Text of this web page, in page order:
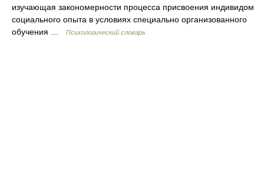
изучающая закономерности процесса присвоения индивидом
социального опыта в условиях специально организованного
обучения …
Психологический словарь